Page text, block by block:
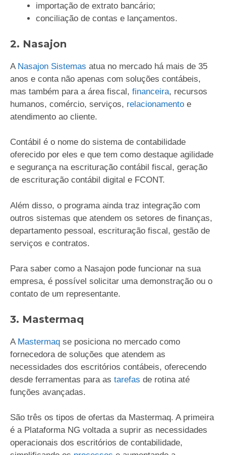
importação de extrato bancário;
conciliação de contas e lançamentos.
2. Nasajon
ANasajon Sistemas atua no mercado há mais de 35
anos e conta não apenas com soluções contábeis,
mas também para a área fiscal, financeira, recursos
humanos, comércio, serviços, relacionamento e
atendimento ao cliente.
Contábil é o nome do sistema de contabilidade
oferecido por eles e que tem como destaque agilidade
e segurança na escrituração contábil fiscal, geração
de escrituração contábil digital e FCONT.
Além disso, o programa ainda traz integração com
outros sistemas que atendem os setores de finanças,
departamento pessoal, escrituração fiscal, gestão de
serviços e contratos.
Para saber como a Nasajon pode funcionar na sua
empresa, é possível solicitar uma demonstração ou o
contato de um representante.
3. Mastermaq
AMastermaq se posiciona no mercado como
fornecedora de soluções que atendem as
necessidades dos escritórios contábeis, oferecendo
desde ferramentas para as tarefas de rotina até
funções avançadas.
São três os tipos de ofertas da Mastermaq. A primeira
é a Plataforma NG voltada a suprir as necessidades
operacionais dos escritórios de contabilidade,